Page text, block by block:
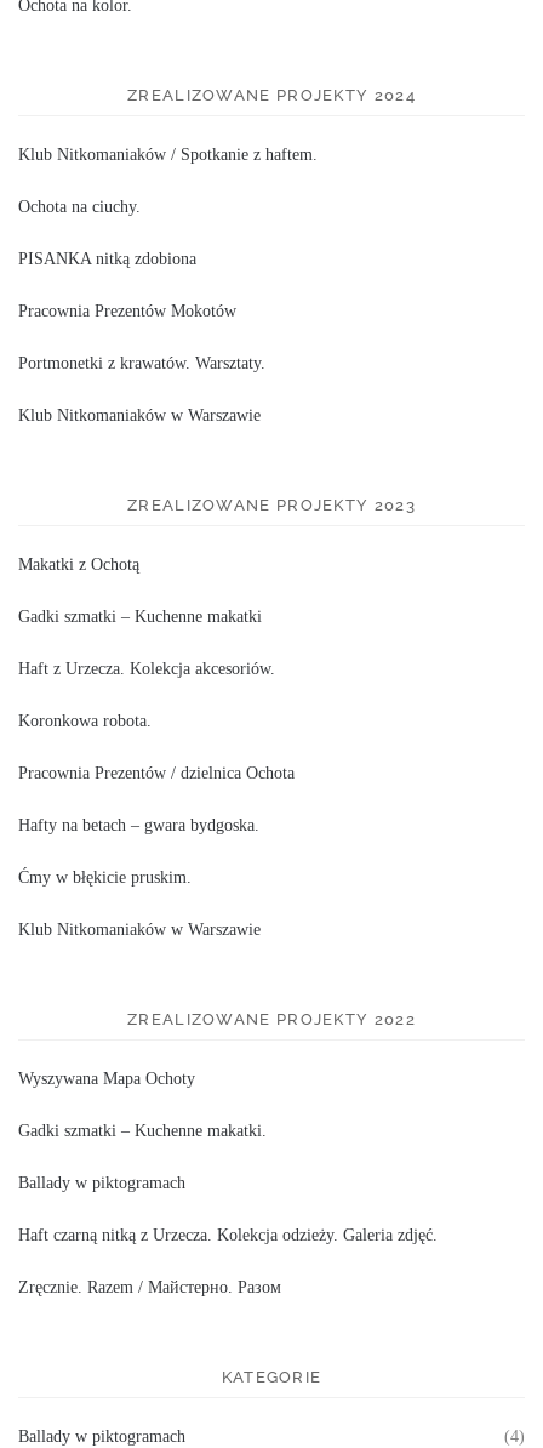
Ochota na kolor.
ZREALIZOWANE PROJEKTY 2024
Klub Nitkomaniaków / Spotkanie z haftem.
Ochota na ciuchy.
PISANKA nitką zdobiona
Pracownia Prezentów Mokotów
Portmonetki z krawatów. Warsztaty.
Klub Nitkomaniaków w Warszawie
ZREALIZOWANE PROJEKTY 2023
Makatki z Ochotą
Gadki szmatki – Kuchenne makatki
Haft z Urzecza. Kolekcja akcesoriów.
Koronkowa robota.
Pracownia Prezentów / dzielnica Ochota
Hafty na betach – gwara bydgoska.
Ćmy w błękicie pruskim.
Klub Nitkomaniaków w Warszawie
ZREALIZOWANE PROJEKTY 2022
Wyszywana Mapa Ochoty
Gadki szmatki – Kuchenne makatki.
Ballady w piktogramach
Haft czarną nitką z Urzecza. Kolekcja odzieży. Galeria zdjęć.
Zręcznie. Razem / Майстерно. Разом
KATEGORIE
Ballady w piktogramach (4)